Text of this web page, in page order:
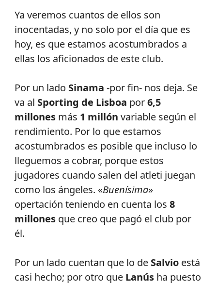
Ya veremos cuantos de ellos son
inocentadas, y no solo por el día que es
hoy, es que estamos acostumbrados a
ellas los aficionados de este club.
Por un lado Sinama -por fin- nos deja. Se
va al Sporting de Lisboa por6,5
millones más 1 millón variable según el
rendimiento. Por lo que estamos
acostumbrados es posible que incluso lo
lleguemos a cobrar, porque estos
jugadores cuando salen del atleti juegan
como los ángeles. «Buenísima»
opertación teniendo en cuenta los 8
millones que creo que pagó el club por
él.
Por un lado cuentan que lo de Salvio está
casi hecho; por otro que Lanús ha puesto